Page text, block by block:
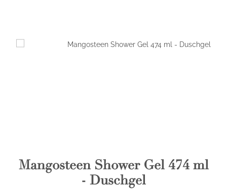
Mangosteen Shower Gel 474 ml
- Duschgel